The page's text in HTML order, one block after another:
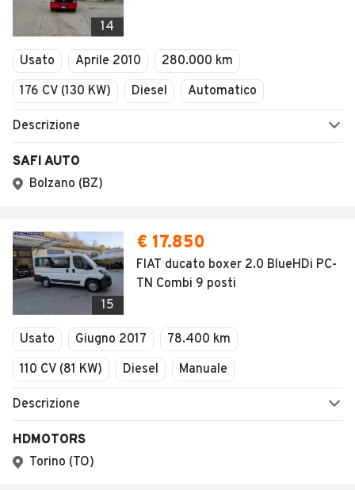
14
Usato Aprile 2010
280.000 km
176 CV (130 KW)
Diesel Automatico
Descrizione
SAFI AUTO
Bolzano (BZ)
15
€ 17.850
FIAT ducato boxer 2.0 BlueHDi PC-
TN Combi 9 posti
Usato Giugno 2017
78.400 km
110 CV (81 KW)
Diesel Manuale
Descrizione
HDMOTORS
Torino (TO)